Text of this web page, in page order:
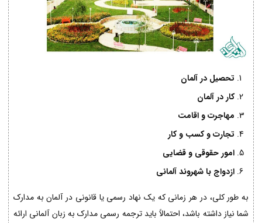
تحصیل در آلمان
کار در آلمان
مهاجرت و اقامت
تجارت و کسب و کار
امور حقوقی و قضایی
ازدواج با شهروند آلمانی
به طور کلی، در هر زمانی که یک نهاد رسمی یا قانونی در آلمان به مدارک
شما نیاز داشته باشد، احتمالاً باید ترجمه رسمی مدارک به زبان آلمانی ارائه